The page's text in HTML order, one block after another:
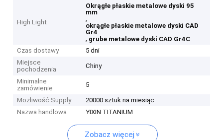
High Light
Okrągłe płaskie metalowe dyski 95
mm
,
okrągłe płaskie metalowe dyski CAD
Gr4
, grube metalowe dyski CAD Gr4C
Czas dostawy
5 dni
Miejsce
pochodzenia
Chiny
Minimalne
zamówienie
5
Możliwość Supply
20000 sztuk na miesiąc
Nazwa handlowa
YIXIN TITANIUM
Zobacz więcej